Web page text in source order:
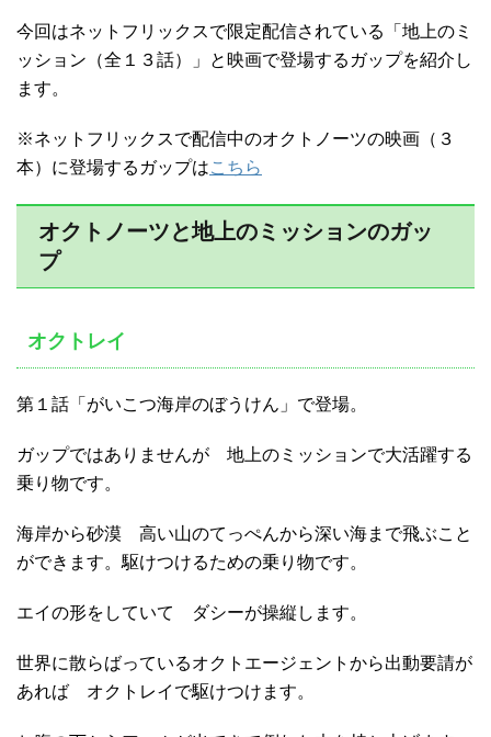
今回はネットフリックスで限定配信されている「地上のミ
ッション（全１３話）」と映画で登場するガップを紹介し
ます。
※ネットフリックスで配信中のオクトノーツの映画（３
本）に登場するガップはこちら
オクトノーツと地上のミッションのガッ
プ
オクトレイ
第１話「がいこつ海岸のぼうけん」で登場。
ガップではありませんが 地上のミッションで大活躍する
乗り物です。
海岸から砂漠 高い山のてっぺんから深い海まで飛ぶこと
ができます。駆けつけるための乗り物です。
エイの形をしていて ダシーが操縦します。
世界に散らばっているオクトエージェントから出動要請が
あれば オクトレイで駆けつけます。